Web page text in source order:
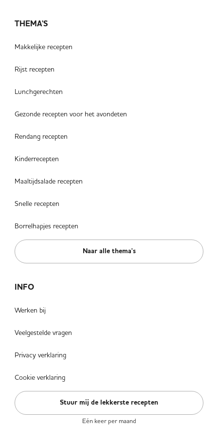
THEMA'S
Makkelijke recepten
Rijst recepten
Lunchgerechten
Gezonde recepten voor het avondeten
Rendang recepten
Kinderrecepten
Maaltijdsalade recepten
Snelle recepten
Borrelhapjes recepten
Naar alle thema's
INFO
Werken bij
Veelgestelde vragen
Privacy verklaring
Cookie verklaring
Stuur mij de lekkerste recepten
Eén keer per maand